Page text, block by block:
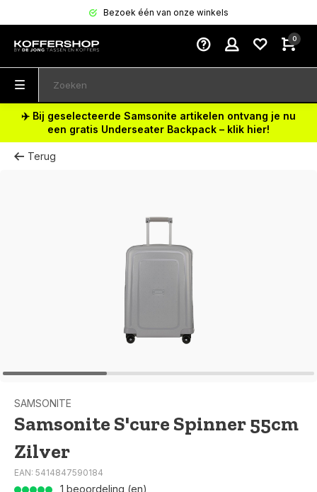
Bezoek één van onze winkels
0
✈️ Bij geselecteerde Samsonite artikelen ontvang je nu
een gratis Underseater Backpack – klik hier!
Terug
SAMSONITE
Samsonite S'cure Spinner 55cm
Zilver
EAN: 5414847590184
1 beoordeling (en)